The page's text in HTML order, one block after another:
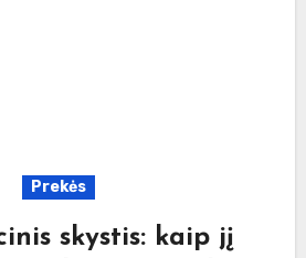
Prekės
skystis: kaip jį